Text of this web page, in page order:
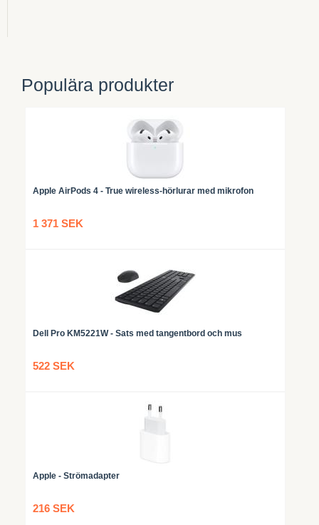
Populära produkter
Apple AirPods 4 - True wireless-hörlurar med mikrofon
1 371 SEK
Dell Pro KM5221W - Sats med tangentbord och mus
522 SEK
Apple - Strömadapter
216 SEK